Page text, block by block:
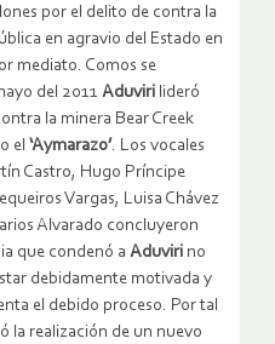
por el delito de contra la
en agravio del Estado en
mediato. Comos se
del 2011 Aduviri lideró
la minera Bear Creek
el ‘Aymarazo’. Los vocales
Castro, Hugo Príncipe
Vargas, Luisa Chávez
Alvarado concluyeron
que condenó a Aduviri no
debidamente motivada y
el debido proceso. Por tal
la realización de un nuevo